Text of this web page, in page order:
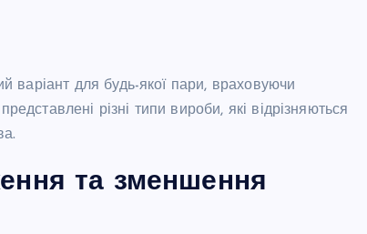
варіант для будь-якої пари, враховуючи
різні типи вироби, які відрізняються
та зменшення